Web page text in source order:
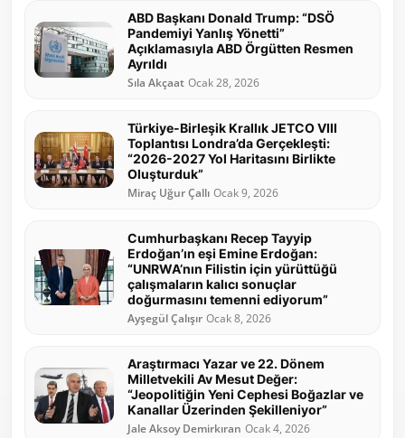
ABD Başkanı Donald Trump: “DSÖ
Pandemiyi Yanlış Yönetti”
Açıklamasıyla ABD Örgütten Resmen
Ayrıldı
Sıla Akçaat Ocak 28, 2026
Türkiye-Birleşik Krallık JETCO VIII
Toplantısı Londra’da Gerçekleşti:
“2026-2027 Yol Haritasını Birlikte
Oluşturduk”
Miraç Uğur Çallı Ocak 9, 2026
Cumhurbaşkanı Recep Tayyip
Erdoğan’ın eşi Emine Erdoğan:
“UNRWA’nın Filistin için yürüttüğü
çalışmaların kalıcı sonuçlar
doğurmasını temenni ediyorum”
Ayşegül Çalışır Ocak 8, 2026
Araştırmacı Yazar ve 22. Dönem
Milletvekili Av Mesut Değer:
“Jeopolitiğin Yeni Cephesi Boğazlar ve
Kanallar Üzerinden Şekilleniyor”
Jale Aksoy Demirkıran Ocak 4, 2026